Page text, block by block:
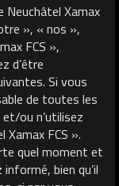
Neuchâtel Xamax
», « nos »,
FCS »,
d’être
Si vous
de toutes les
ou n’utilisez
FCS ».
quel moment et
bien qu’il